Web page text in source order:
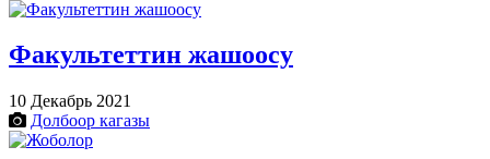
Факультеттин жашоосу
10 Декабрь 2021
Долбоор кагазы